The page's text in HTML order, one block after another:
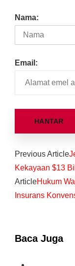
Nama:
Email:
Previous Article
Kekayaan $13
ArticleHukum
Insurans
Baca Juga